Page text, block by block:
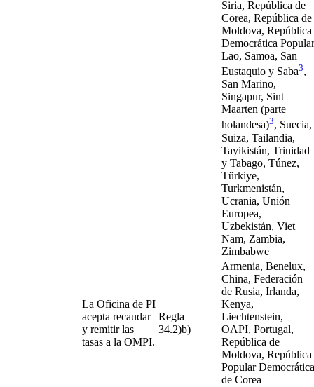
Siria, República de
Corea, República de
Moldova, República
Democrática Popular
Lao, Samoa, San
Eustaquio y Saba3,
San Marino,
Singapur, Sint
Maarten (parte
holandesa)3, Suecia,
Suiza, Tailandia,
Tayikistán, Trinidad
y Tabago, Túnez,
Türkiye,
Turkmenistán,
Ucrania, Unión
Europea,
Uzbekistán, Viet
Nam, Zambia,
Zimbabwe
La Oficina de PI
acepta recaudar
y remitir las
tasas a la OMPI.
Regla
34.2)b)
Armenia, Benelux,
China, Federación
de Rusia, Irlanda,
Kenya,
Liechtenstein,
OAPI, Portugal,
República de
Moldova, República
Popular Democrática
de Corea